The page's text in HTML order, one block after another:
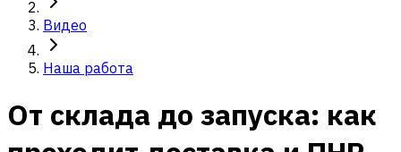
Видео
Наша работа
От склада до запуска: как